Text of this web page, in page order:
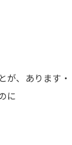
が、あります・
に